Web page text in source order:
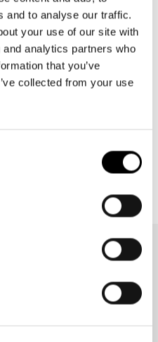
and to analyse our traffic.
your use of our site with
analytics partners who
that you’ve
collected from your use